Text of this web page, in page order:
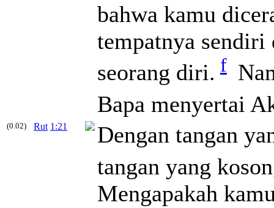
bahwa kamu
tempatnya
seorang diri. f
Bapa menyertai
(0.02) Rut 1:21
Dengan tangan
tangan yang
Mengapakah